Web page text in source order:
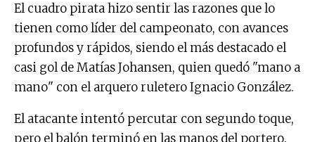
El cuadro pirata hizo sentir las razones que lo
tienen como líder del campeonato, con avances
profundos y rápidos, siendo el más destacado el
casi gol de Matías Johansen, quien quedó "mano a
mano" con el arquero ruletero Ignacio González.
El atacante intentó percutar con segundo toque,
pero el balón terminó en las manos del portero.